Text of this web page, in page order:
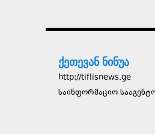
ქეთევან ნინუა
http://tiflisnews.ge
საინფორმაციო